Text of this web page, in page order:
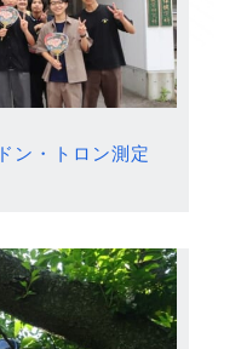
ン・トロン測定